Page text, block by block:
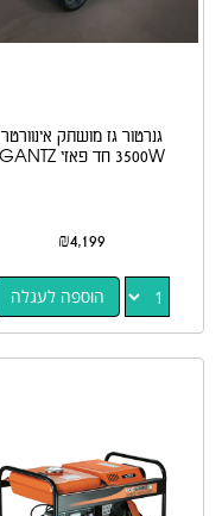
גנרטור גז מושתק אינוורטר
3500W חד פאזי GANTZ
₪4,199
הוספה לעגלה